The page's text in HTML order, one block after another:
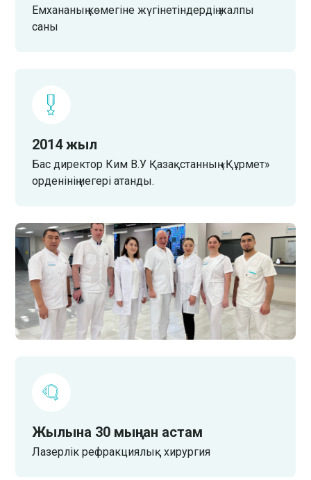
Емхананың көмегіне жүгінетіндердің жалпы
саны
2014 жыл
Бас директор Ким В.У Қазақстанның «Құрмет»
орденінің иегері атанды.
Жылына 30 мыңнан астам
Лазерлік рефракциялық хирургия